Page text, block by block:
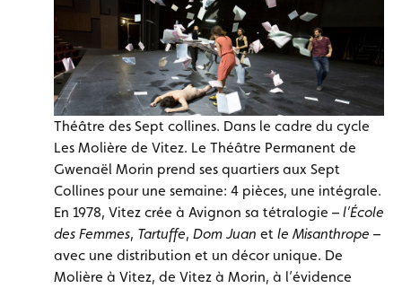
Théâtre des Sept collines. Dans le cadre du cycle
Les Molière de Vitez. Le Théâtre Permanent de
Gwenaël Morin prend ses quartiers aux Sept
Collines pour une semaine: 4 pièces, une intégrale.
En 1978, Vitez crée à Avignon sa tétralogie – l’École
des Femmes, Tartuffe, Dom Juan et le Misanthrope –
avec une distribution et un décor unique. De
Molière à Vitez, de Vitez à Morin, à l’évidence